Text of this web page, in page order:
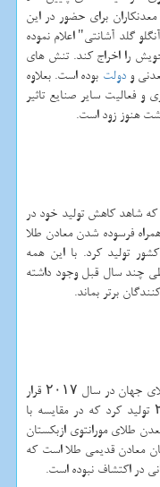
برای حضور در این
گلد آشانتی" اعلام نموده
را اخراج كند. تنش های
ودولت بوده است. بعلاوه
و فعالیت سایر صنایع تاثیر
هنوز زود است.
شاهد كاهش تولید خود در
فرسوده شدن معادن طلا
تولید كرد. با این همه
چند سال قبل وجود داشته
برتر بماند.
ازبكستان در لیست نهمین تولید كننده بزرگ طلای جهان در سال ۲۰۱۷ قرار
گرفت. این كشور ۱۰۰ تن طلا در سال ۲۰۱۷ تولید كرد كه در مقایسه با
داشت. معدن طلای مورانتوی ازبكستان
معادن قدیمی طلا است كه
در اكتشاف نبوده است.